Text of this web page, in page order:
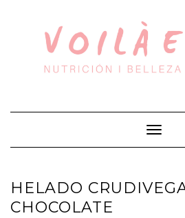
Cambiar
modo
HELADO
CHOCOLATE